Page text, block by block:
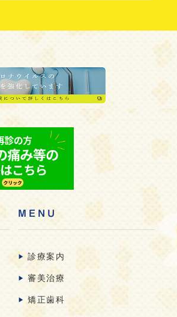
MENU
診療案内
審美治療
矯正歯科